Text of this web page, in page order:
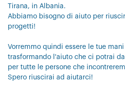
Tirana, in Albania.
Abbiamo bisogno di aiuto per
progetti!
Vorremmo quindi essere le tue
trasformando l'aiuto che ci potrai
per tutte le persone che
Spero riuscirai ad aiutarci!